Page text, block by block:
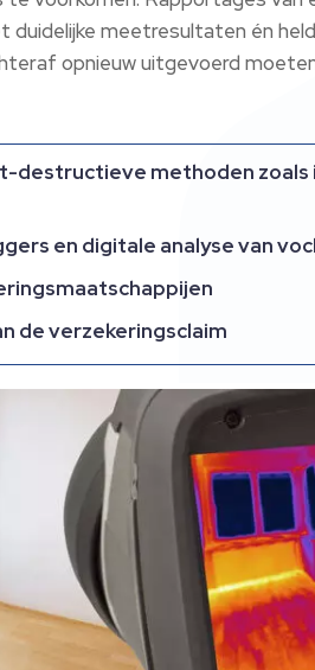
meetresultaten én
opnieuw uitgevoerd
destructieve methoden
en digitale analyse van
de verzekeringsclaim